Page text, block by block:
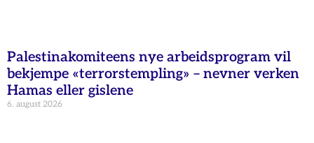
Palestinakomiteens nye arbeidsprogram vil
bekjempe «terrorstempling» – nevner verken
Hamas eller gislene
6. august 2026